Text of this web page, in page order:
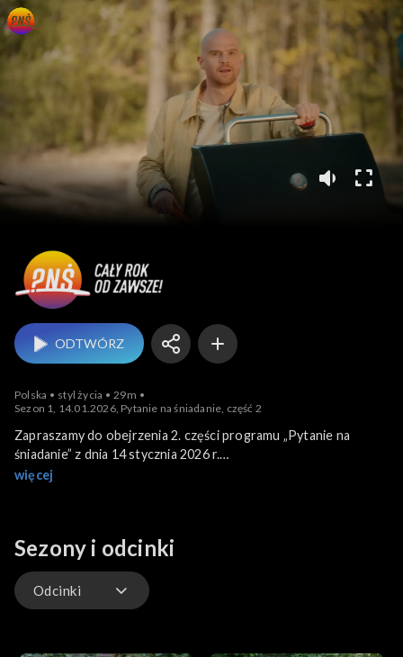
Pytanie na śniadanie
ODTWÓRZ
Polska styl życia
29m
Sezon 1, 14.01.2026, Pytanie na śniadanie, część 2
Zapraszamy do obejrzenia 2. części programu „Pytanie na
śniadanie” z dnia 14 stycznia 2026 r.
Program poprowadzili: Marzena Rogalska i Łukasz Nowicki.
więcej
Sezony i odcinki
Odcinki